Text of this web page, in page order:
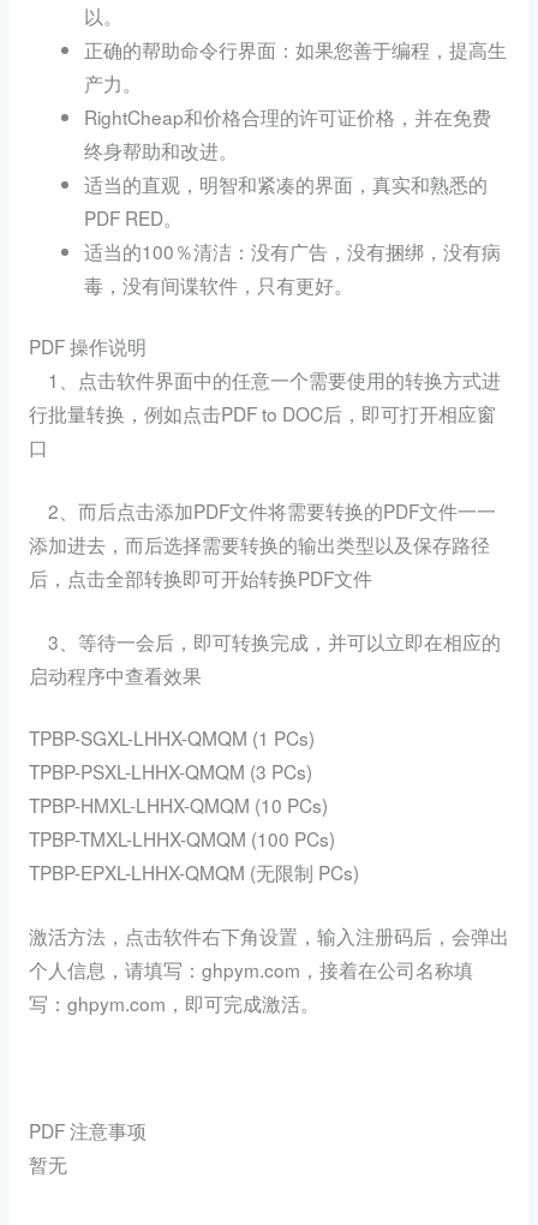
以。
正确的帮助命令行界面：如果您善于编程，提高生
产力。
RightCheap和价格合理的许可证价格，并在免费
终身帮助和改进。
适当的直观，明智和紧凑的界面，真实和熟悉的
PDF RED。
适当的100％清洁：没有广告，没有捆绑，没有病
毒，没有间谍软件，只有更好。
PDF 操作说明
1、点击软件界面中的任意一个需要使用的转换方式进
行批量转换，例如点击PDF to DOC后，即可打开相应窗
口
2、而后点击添加PDF文件将需要转换的PDF文件一一
添加进去，而后选择需要转换的输出类型以及保存路径
后，点击全部转换即可开始转换PDF文件
3、等待一会后，即可转换完成，并可以立即在相应的
启动程序中查看效果
TPBP-SGXL-LHHX-QMQM (1 PCs)
TPBP-PSXL-LHHX-QMQM (3 PCs)
TPBP-HMXL-LHHX-QMQM (10 PCs)
TPBP-TMXL-LHHX-QMQM (100 PCs)
TPBP-EPXL-LHHX-QMQM (无限制 PCs)
激活方法，点击软件右下角设置，输入注册码后，会弹出
个人信息，请填写：ghpym.com，接着在公司名称填
写：ghpym.com，即可完成激活。
PDF 注意事项
暂无